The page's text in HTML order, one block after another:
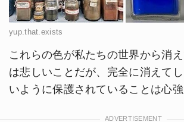
yup.that.exists
これらの色が私たちの世界から消
は悲しいことだが、完全に消えて
いように保護されていることは心強